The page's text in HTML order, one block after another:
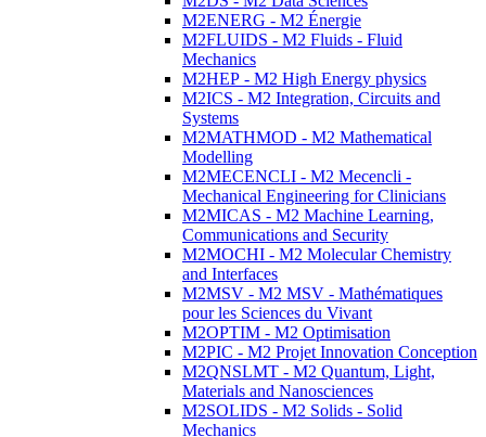
M2ENERG - M2 Énergie
M2FLUIDS - M2 Fluids - Fluid
Mechanics
M2HEP - M2 High Energy physics
M2ICS - M2 Integration, Circuits and
Systems
M2MATHMOD - M2 Mathematical
Modelling
M2MECENCLI - M2 Mecencli -
Mechanical Engineering for Clinicians
M2MICAS - M2 Machine Learning,
Communications and Security
M2MOCHI - M2 Molecular Chemistry
and Interfaces
M2MSV - M2 MSV - Mathématiques
pour les Sciences du Vivant
M2OPTIM - M2 Optimisation
M2PIC - M2 Projet Innovation Conception
M2QNSLMT - M2 Quantum, Light,
Materials and Nanosciences
M2SOLIDS - M2 Solids - Solid
Mechanics